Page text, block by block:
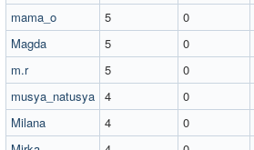
mama_o
5 0
Magda
5 0
m.r
5
0
musya_natusya 4
0
Milana
4 0